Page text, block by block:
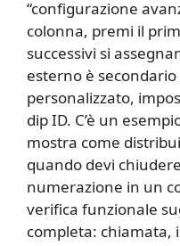
“configurazione
colonna, premi il
successivi si
esterno è
personalizzato,
dip ID. C’è un
mostra come
quando devi
numerazione in un
verifica funzionale
completa: chiamata,